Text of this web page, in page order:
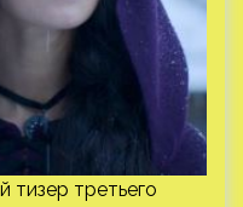
тизер третьего